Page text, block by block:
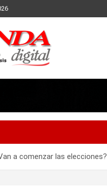
a comenzar las elecciones?